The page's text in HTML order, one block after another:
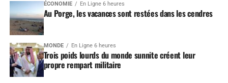
ÉCONOMIE En Ligne 6 heures
Au Porge, les vacances sont restées dans les cendres
MONDE En Ligne 6 heures
Trois poids lourds du monde sunnite créent leur
propre rempart militaire